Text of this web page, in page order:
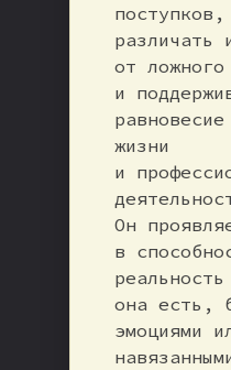
поступков,
различать
от ложного
и
жизни
и
Он
в
она есть,
эмоциями